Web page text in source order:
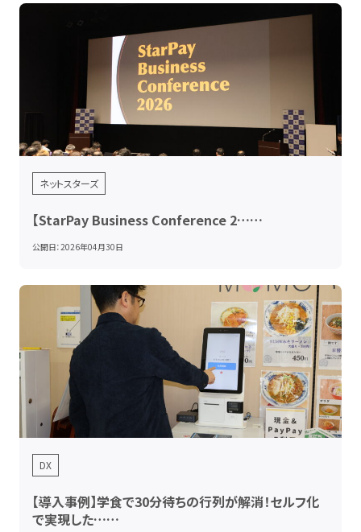
ネットスターズ
【StarPay Business Conference 2……
公開日：2026年04月30日
DX
【導入事例】学食で30分待ちの行列が解消！セルフ化
で実現した……